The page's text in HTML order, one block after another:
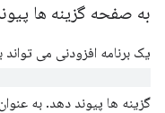
به صفحه گزینه ها
یک برنامه افزودنی می تواند
گزینه ها پیوند دهد. به